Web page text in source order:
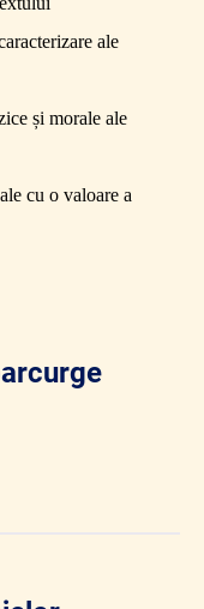
ale
și morale ale
cu o valoare a